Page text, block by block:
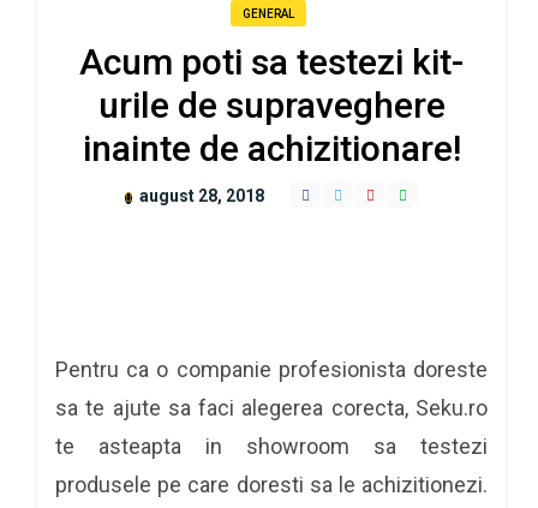
GENERAL
Acum poti sa testezi kit-
urile de supraveghere
inainte de achizitionare!
august 28, 2018
Pentru ca o companie profesionista doreste
sa te ajute sa faci alegerea corecta, Seku.ro
te asteapta in showroom sa testezi
produsele pe care doresti sa le achizitionezi.